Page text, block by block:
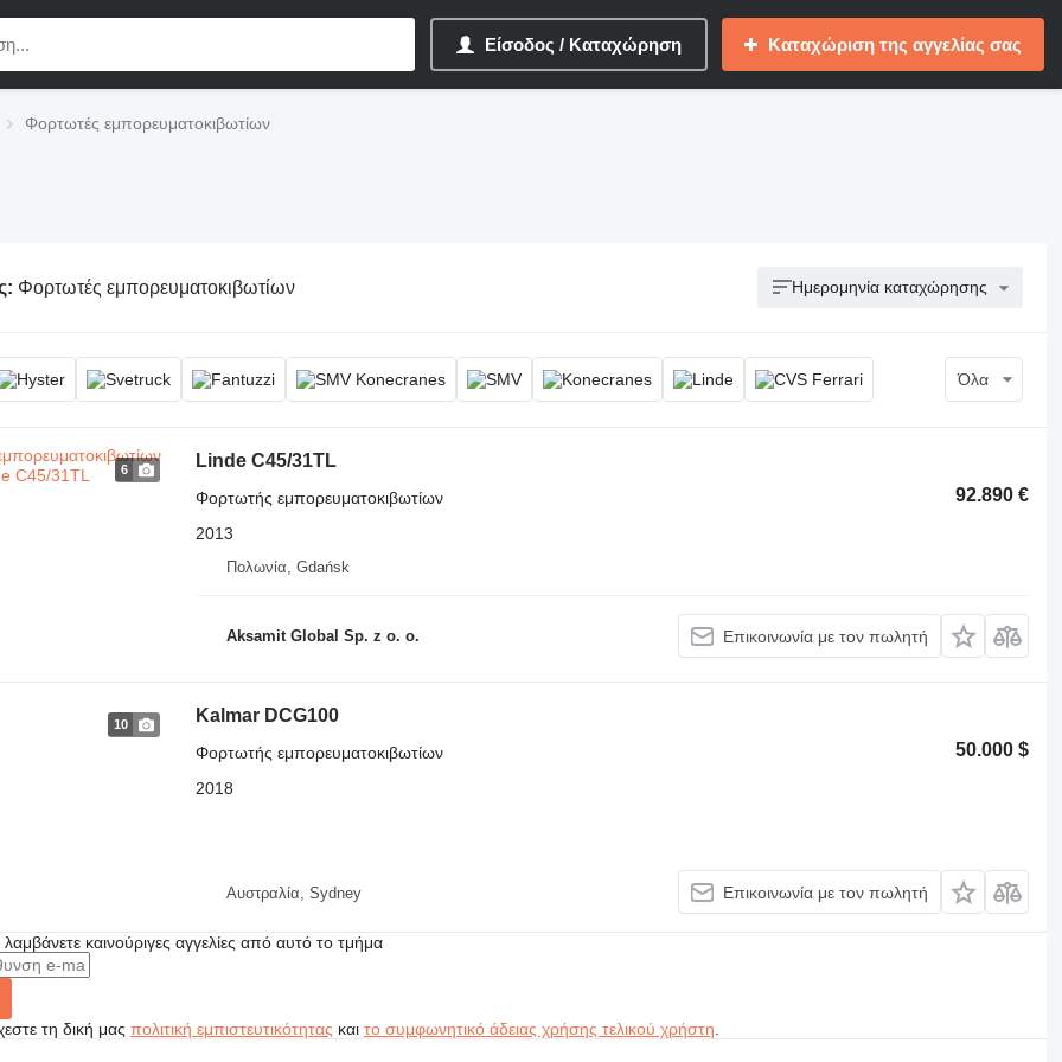
Είσοδος / Καταχώρηση Καταχώριση της αγγελίας σας
Φορτωτές εμπορευματοκιβωτίων
Φορτωτές εμπορευματοκιβωτίων Ημερομηνία καταχώρησης
Όλα
6
Linde C45/31TL
92.890 €
Φορτωτής εμπορευματοκιβωτίων
2013
Πολωνία, Gdańsk
Aksamit Global Sp. z o. o. Επικοινωνία με τον πωλητή
10
Kalmar DCG100
50.000 $
Φορτωτής εμπορευματοκιβωτίων
2018
Αυστραλία, Sydney Επικοινωνία με τον πωλητή
λαμβάνετε καινούριγες αγγελίες από αυτό το τμήμα
τη δική μας πολιτική εμπιστευτικότητας και το συμφωνητικό άδειας χρήσης τελικού χρήστη